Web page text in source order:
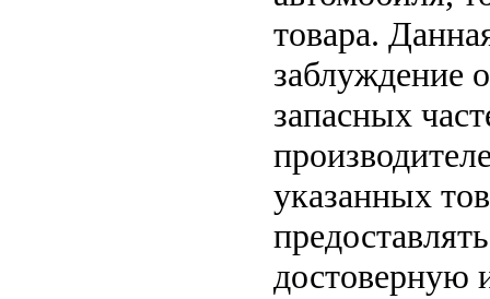
товара.
заблуждение
запасных
указанных
достоверную